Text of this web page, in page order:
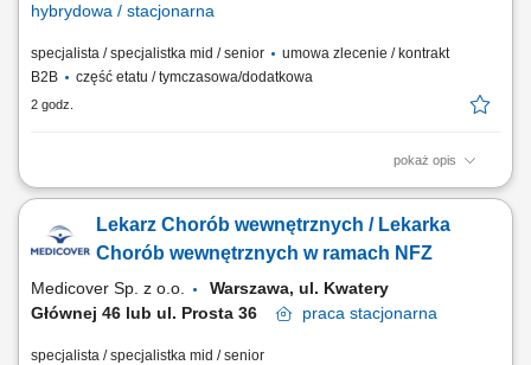
hybrydowa / stacjonarna
specjalista / specjalistka mid / senior
umowa zlecenie / kontrakt
B2B
część etatu / tymczasowa/dodatkowa
2 godz.
pokaż opis
Opis stanowiska: prowadzenie konsultacji oraz zapewnianie pacjentom
aktualnymi standardami i zasadami etyki zawodowej; uzupełnianie oraz
prowadzenie dokumentacji w systemie elektronicznym; budowanie
Lekarz Chorób wewnętrznych / Lekarka
Chorób wewnętrznych w ramach NFZ
Medicover Sp. z o.o.
Warszawa, ul. Kwatery
Głównej 46 lub ul. Prosta 36
praca stacjonarna
specjalista / specjalistka mid / senior